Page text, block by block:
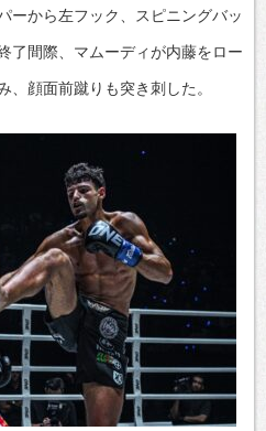
ーから左フック、スピニングバッ
了間際、マムーディが内藤をロー
、顔面前蹴りも突き刺した。